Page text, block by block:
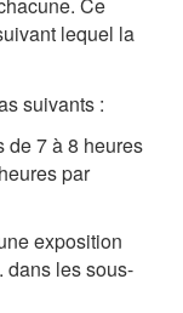
lequel la
suivants :
de 7 à 8 heures
par
exposition
dans les sous-